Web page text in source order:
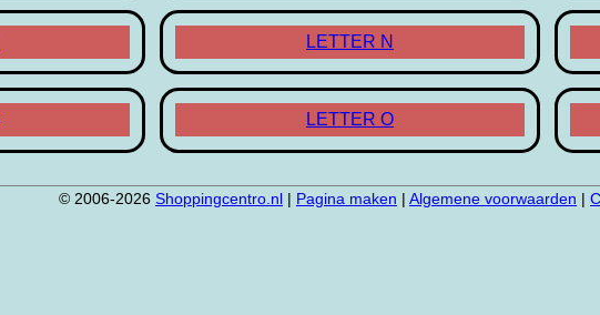
LETTER N
LETTER O
© 2006-2026 Shoppingcentro.nl| Pagina maken | Algemene voorwaarden |